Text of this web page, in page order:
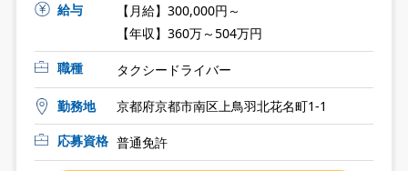
給与
【月給】300,000円～
【年収】360万～504万円
職種
タクシードライバー
勤務地
京都府京都市南区上鳥羽北花名町1-1
応募資格 普通免許